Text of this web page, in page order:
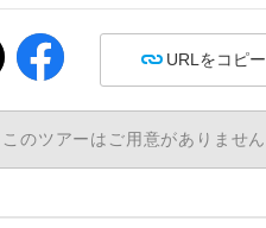
URLをコピー
このツアーはご用意がありません